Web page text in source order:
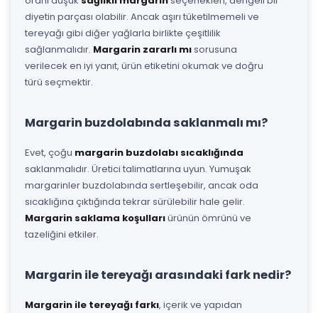
diyetin parçası olabilir. Ancak aşırı tüketilmemeli ve
tereyağı gibi diğer yağlarla birlikte çeşitlilik
sağlanmalıdır. Margarin zararlı mısorusuna
verilecek en iyi yanıt, ürün etiketini okumak ve doğru
türü seçmektir.
Margarin buzdolabında saklanmalı mı?
Evet, çoğu margarin buzdolabı sıcaklığında
saklanmalıdır. Üretici talimatlarına uyun. Yumuşak
margarinler buzdolabında sertleşebilir, ancak oda
sıcaklığına çıktığında tekrar sürülebilir hale gelir.
Margarin saklama koşullarıürünün ömrünü ve
tazeliğini etkiler.
Margarin ile tereyağı arasındaki fark nedir?
Margarin ile tereyağı farkı, içerik ve yapıdan